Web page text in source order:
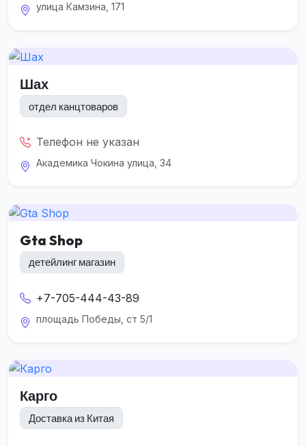
улица Камзина, 171
Шах
отдел канцтоваров
Телефон не указан
Академика Чокина улица, 34
Gta Shop
детейлинг магазин
+7-705-444-43-89
площадь Победы, ст 5/1
Карго
Доставка из Китая